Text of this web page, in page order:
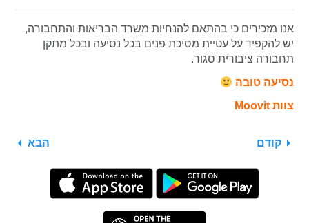
אנו מזכירים כי בהתאם להנחיות משרד הבריאות והתחבורה,
יש להקפיד על עטיית מסיכת פנים בכל נסיעה ובכל מתקן
תחבורה ציבורית סגור.
נסיעה טובה
צוות Moovit
קודם הבא